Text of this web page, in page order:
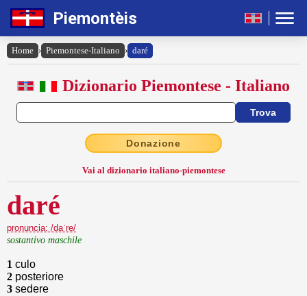
Piemontèis
Home › Piemontese-Italiano › daré
Dizionario Piemontese - Italiano
Donazione
Vai al dizionario italiano-piemontese
daré
pronuncia: /daˈre/
sostantivo maschile
1 culo
2 posteriore
3 sedere